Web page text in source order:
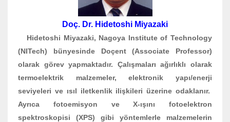
Doç. Dr. Hidetoshi Miyazaki
Hidetoshi Miyazaki, Nagoya Institute of Technology
(NITech) bünyesinde Doçent (Associate Professor)
olarak görev yapmaktadır. Çalışmaları ağırlıklı olarak
termoelektrik malzemeler, elektronik yapı/enerji
seviyeleri ve ısıl iletkenlik ilişkileri üzerine odaklanır.
Ayrıca fotoemisyon ve X-ışını fotoelektron
spektroskopisi (XPS) gibi yöntemlerle malzemelerin